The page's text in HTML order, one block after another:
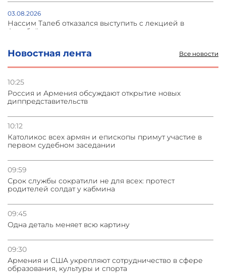
Новостная лента Все новости
10:25
Россия и Армения обсуждают открытие новых
диппредставительств
10:12
Католикос всех армян и епископы примут участие в
первом судебном заседании
09:59
Срок службы сократили не для всех: протест
родителей солдат у кабмина
09:45
Одна деталь меняет всю картину
09:30
Армения и США укрепляют сотрудничество в сфере
образования, культуры и спорта
03.08.2026
Нассим Талеб отказался выступить с лекцией в
Азербайджане
31.07.2026
Сотрудничество и очереди – детали визита главы
31.07.2026
31.07.2026
условии прекращения огня